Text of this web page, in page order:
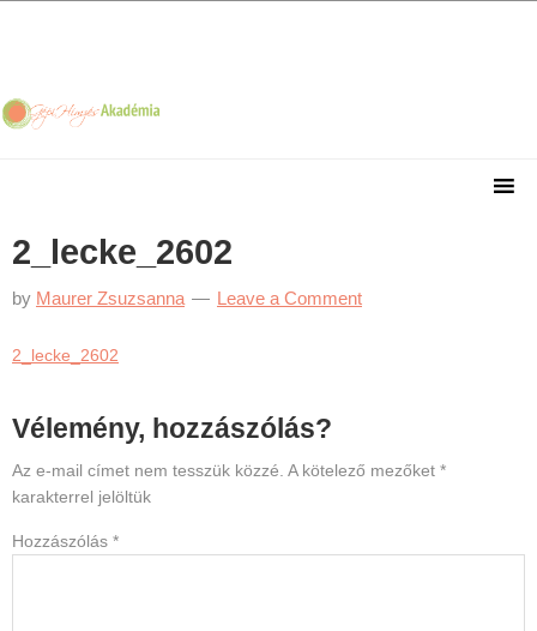
navigation
content
sidebar
2_lecke_2602
by Maurer Zsuzsanna Leave a Comment
2_lecke_2602
Reader
Interactions
Vélemény, hozzászólás?
Az e-mail címet nem tesszük közzé. A kötelező mezőket *
karakterrel jelöltük
Hozzászólás *